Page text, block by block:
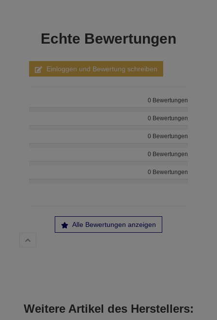
Echte Bewertungen
Einloggen und Bewertung schreiben
0 Bewertungen
0 Bewertungen
0 Bewertungen
0 Bewertungen
0 Bewertungen
Alle Bewertungen anzeigen
Weitere Artikel des Herstellers: